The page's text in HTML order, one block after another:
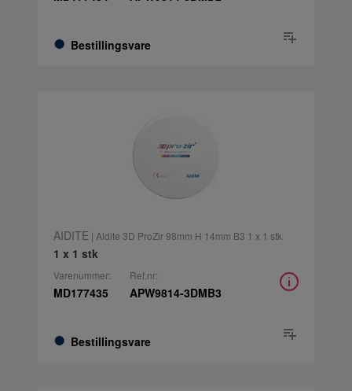
Bestillingsvare
AIDITE | Aidite 3D ProZir 98mm H 14mm B3 1 x 1 stk
1 x 1 stk
Varenummer:
MD177435
Bestillingsvare
Ref.nr:
APW9814-3DMB3